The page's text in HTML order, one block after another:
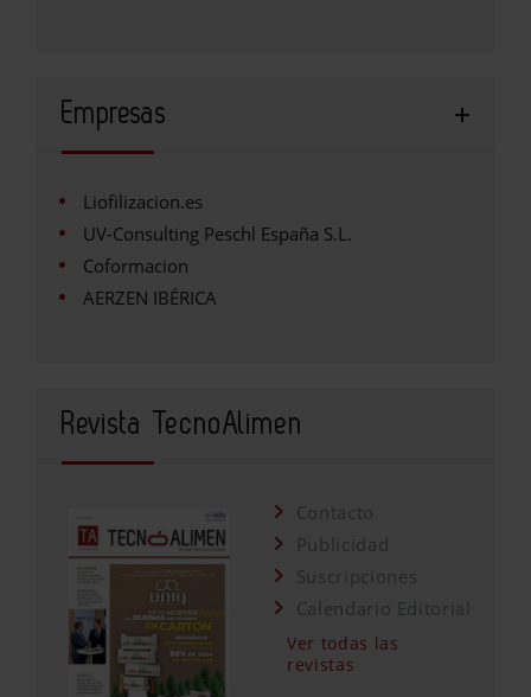
Empresas
Liofilizacion.es
UV-Consulting Peschl España S.L.
Coformacion
AERZEN IBÉRICA
Revista TecnoAlimen
Contacto
Publicidad
Suscripciones
Calendario Editorial
Ver todas las
revistas